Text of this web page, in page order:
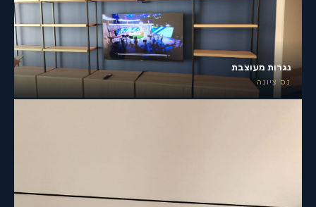
נגרות מעוצבת
נס ציונה